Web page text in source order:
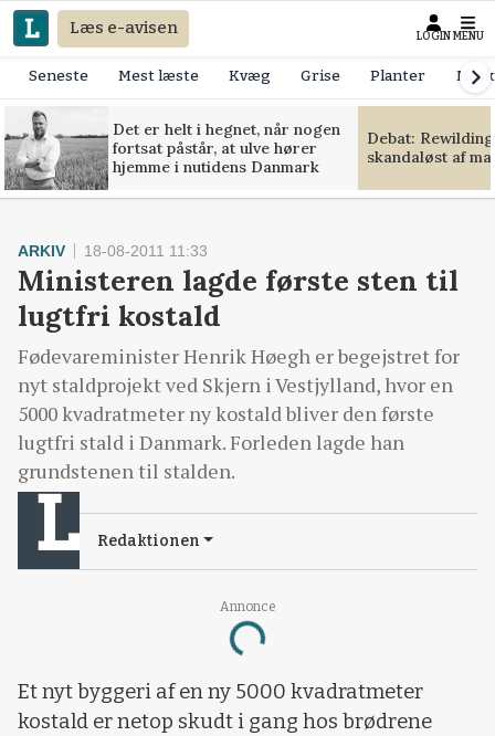
Læs e-avisen LOGIN MENU
Seneste Mest læste Kvæg Grise Planter
Det er helt i hegnet, når nogen
fortsat påstår, at ulve hører
hjemme i nutidens Danmark
Debat:
skandaløst af
Annonce
Loading...
ARKIV 18-08-2011 11:33
Ministeren lagde første sten til
lugtfri kostald
Fødevareminister Henrik Høegh er begejstret for
nyt staldprojekt ved Skjern i Vestjylland, hvor en
5000 kvadratmeter ny kostald bliver den første
lugtfri stald i Danmark. Forleden lagde han
grundstenen til stalden.
Redaktionen
Et nyt byggeri af en ny 5000 kvadratmeter
kostald er netop skudt i gang hos brødrene